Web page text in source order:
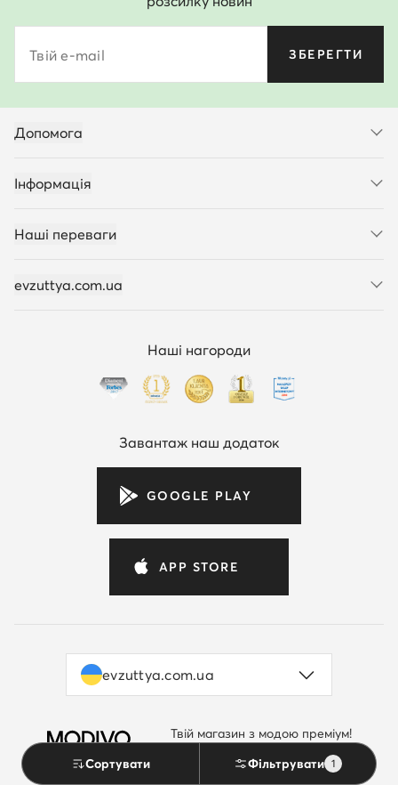
Сортувати Фільтрувати 1
Твій e-mail ЗБЕРЕГТИ
Допомога
Інформація
Наші переваги
evzuttya.com.ua
Наші нагороди
Завантаж наш додаток
GOOGLE PLAY
APP STORE
evzuttya.com.ua
by evzuttya.com.ua
Твій магазин з модою преміум!
Перейти до MODIVO.UA